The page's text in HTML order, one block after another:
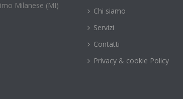
Milanese (MI)
Chi siamo
Servizi
Contatti
Privacy & cookie Policy